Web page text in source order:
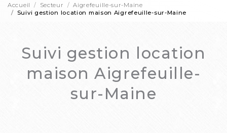
Accueil Secteur
Aigrefeuille-sur-Maine
Suivi gestion location maison Aigrefeuille-sur-Maine
Suivi gestion location
maison Aigrefeuille-
sur-Maine